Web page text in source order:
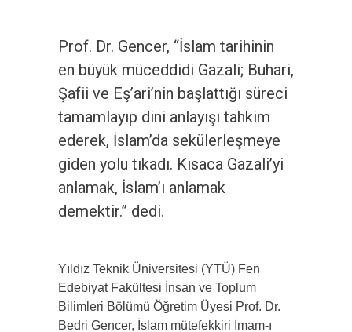
Prof. Dr. Gencer, “İslam tarihinin
en büyük müceddidi Gazali; Buhari,
Şafii ve Eş’ari’nin başlattığı süreci
tamamlayıp dini anlayışı tahkim
ederek, İslam’da sekülerleşmeye
giden yolu tıkadı. Kısaca Gazali’yi
anlamak, İslam’ı anlamak
demektir.” dedi.
Yıldız Teknik Üniversitesi (YTÜ) Fen
Edebiyat Fakültesi İnsan ve Toplum
Bilimleri Bölümü Öğretim Üyesi Prof. Dr.
Bedri Gencer, İslam mütefekkiri İmam-ı